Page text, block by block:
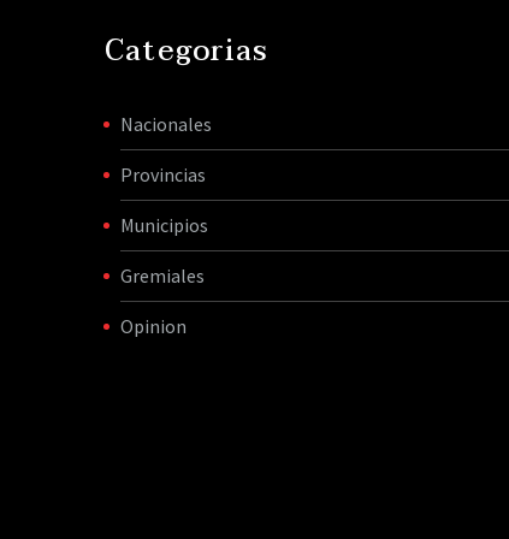
Categorias
Nacionales
Provincias
Municipios
Gremiales
Opinion